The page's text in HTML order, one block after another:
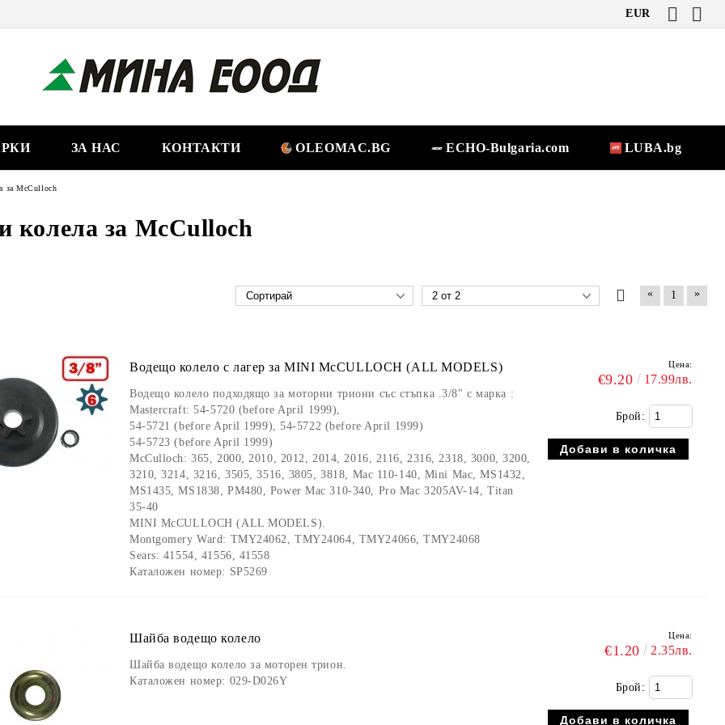
EUR
ЗА НАС КОНТАКТИ OLEOMAC.BG ECHO-Bulgaria.com LUBA.bg
за McCulloch
колела за McCulloch
« 1 »
Водещо колело с лагер за MINI McCULLOCH (ALL MODELS)
Водещо колело подходящо за моторни триони със стъпка .3/8" с марка :
Mastercraft: 54-5720 (before April 1999),
54-5721 (before April 1999), 54-5722 (before April 1999)
54-5723 (before April 1999)
McCulloch: 365, 2000, 2010, 2012, 2014, 2016, 2116, 2316, 2318, 3000, 3200,
3210, 3214, 3216, 3505, 3516, 3805, 3818, Mac 110-140, Mini Mac, MS1432,
MS1435, MS1838, PM480, Power Mac 310-340, Pro Mac 3205AV-14, Titan
35-40
MINI McCULLOCH (ALL MODELS).
Montgomery Ward: TMY24062, TMY24064, TMY24066, TMY24068
Sears: 41554, 41556, 41558
Каталожен номер: SP5269
Цена:
€9.20 17.99лв.
Брой:
Шайба водещо колело
Шайба водещо колело за моторен трион.
Каталожен номер: 029-D026Y
Цена:
€1.20 2.35лв.
Брой: